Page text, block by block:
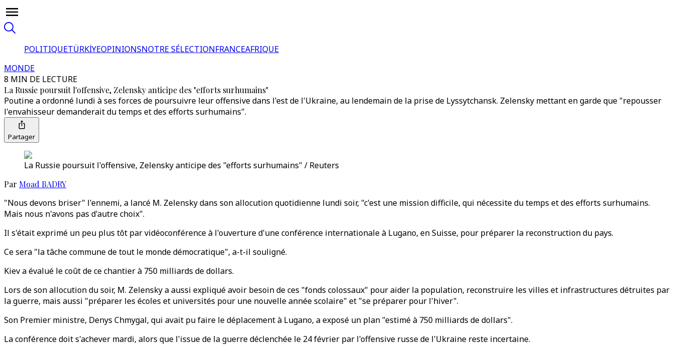
POLITIQUETÜRKİYEOPINIONSNOTRE SÉLECTIONFRANCEAFRIQUE
MONDE
8 MIN DE LECTURE
La Russie poursuit l'offensive, Zelensky anticipe des "efforts surhumains"
Poutine a ordonné lundi à ses forces de poursuivre leur offensive dans l'est de l'Ukraine, au lendemain de la prise de Lyssytchansk. Zelensky mettant en garde que "repousser
l'envahisseur demanderait du temps et des efforts surhumains".
Partager
La Russie poursuit l'offensive, Zelensky anticipe des "efforts surhumains" / Reuters
Par Moad BADRY
"Nous devons briser" l'ennemi, a lancé M. Zelensky dans son allocution quotidienne lundi soir, "c'est une mission difficile, qui nécessite du temps et des efforts surhumains.
Mais nous n'avons pas d'autre choix".
Il s'était exprimé un peu plus tôt par vidéoconférence à l'ouverture d'une conférence internationale à Lugano, en Suisse, pour préparer la reconstruction du pays.
Ce sera "la tâche commune de tout le monde démocratique", a-t-il souligné.
Kiev a évalué le coût de ce chantier à 750 milliards de dollars.
Lors de son allocution du soir, M. Zelensky a aussi expliqué avoir besoin de ces "fonds colossaux" pour aider la population, reconstruire les villes et infrastructures détruites par
la guerre, mais aussi "préparer les écoles et universités pour une nouvelle année scolaire" et "se préparer pour l'hiver".
Son Premier ministre, Denys Chmygal, qui avait pu faire le déplacement à Lugano, a exposé un plan "estimé à 750 milliards de dollars".
La conférence doit s'achever mardi, alors que l'issue de la guerre déclenchée le 24 février par l'offensive russe de l'Ukraine reste incertaine.